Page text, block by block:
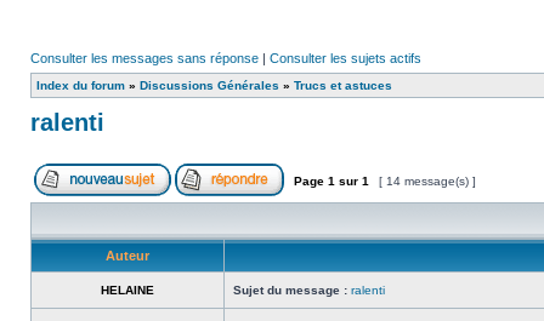
Consulter les messages sans réponse | Consulter les sujets actifs
Index du forum » Discussions Générales » Trucs et astuces
ralenti
Page 1 sur 1 [ 14 message(s) ]
Auteur
HELAINE Sujet du message : ralenti